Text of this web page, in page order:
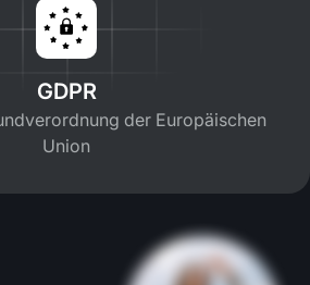
GDPR
der Europäischen
Union